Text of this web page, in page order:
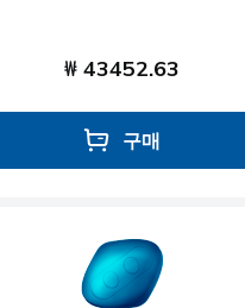
₩ 43452.63
구매